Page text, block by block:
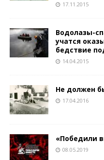
17.11.2015
Водолазы-
учатся
бедствие
14.04.2015
Не должен
17.04.2016
«Победили
08.05.2019